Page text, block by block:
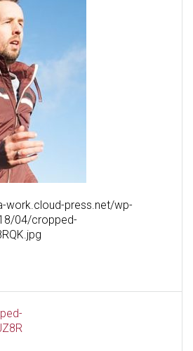
work.cloud-press.net/wp-
04/cropped-